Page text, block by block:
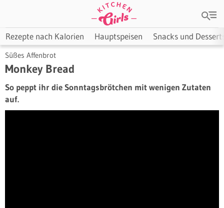
Rezepte nach Kalorien Hauptspeisen Snacks und
Süßes Affenbrot
Monkey Bread
So peppt ihr die Sonntagsbrötchen mit wenigen Zutaten
auf.